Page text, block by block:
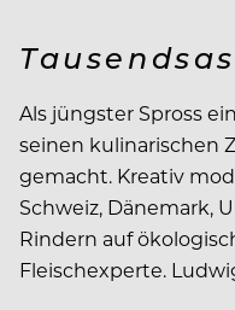
Als jüngster Spross
seinen kulinarischen
gemacht. Kreativ
Schweiz, Dänemark,
Rindern auf
Fleischexperte.